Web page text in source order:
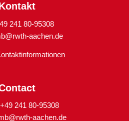
241 80-95308
aachen.de
241 80-95308
aachen.de